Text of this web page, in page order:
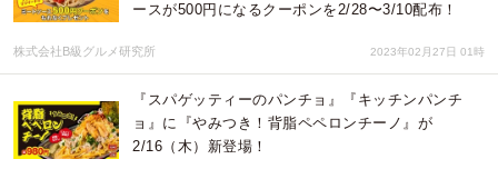
ースが500円になるクーポンを2/28〜3/10配布！
株式会社B級グルメ研究所 2023年02月27日 01時
『スパゲッティーのパンチョ』『キッチンパンチ
ョ』に『やみつき！背脂ペペロンチーノ』が
2/16（木）新登場！